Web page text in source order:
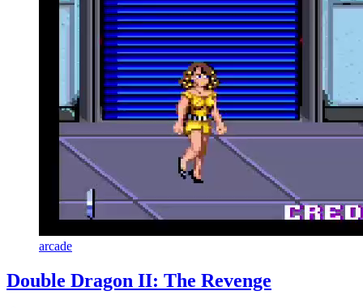
arcade
Double Dragon II: The Revenge